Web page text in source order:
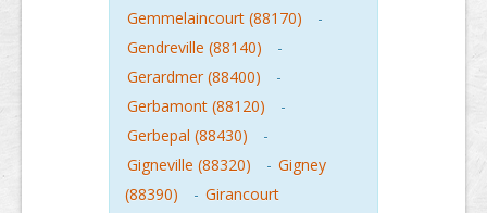
Gemmelaincourt (88170)
-
Gendreville (88140)
-
Gerardmer (88400)
-
Gerbamont (88120)
-
Gerbepal (88430)
-
Gigneville (88320)
- Gigney
(88390)
- Girancourt